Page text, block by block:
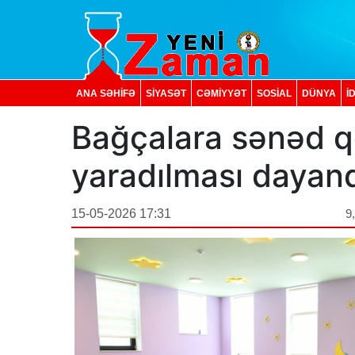
ANA SƏHİFƏ SİYASƏT CƏMİYYƏT SOSIAL DÜNYA
Bağçalara sənəd
yaradılması
15-05-2026 17:31